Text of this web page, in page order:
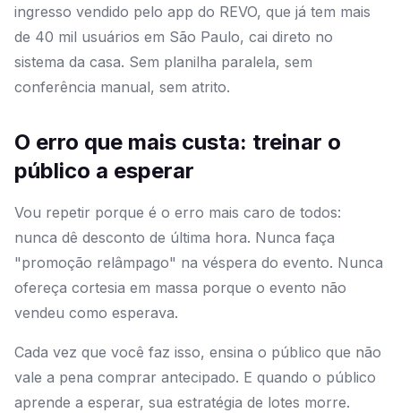
ingresso vendido pelo app do REVO, que já tem mais
de 40 mil usuários em São Paulo, cai direto no
sistema da casa. Sem planilha paralela, sem
conferência manual, sem atrito.
O erro que mais custa: treinar o
público a esperar
Vou repetir porque é o erro mais caro de todos:
nunca dê desconto de última hora. Nunca faça
"promoção relâmpago" na véspera do evento. Nunca
ofereça cortesia em massa porque o evento não
vendeu como esperava.
Cada vez que você faz isso, ensina o público que não
vale a pena comprar antecipado. E quando o público
aprende a esperar, sua estratégia de lotes morre.